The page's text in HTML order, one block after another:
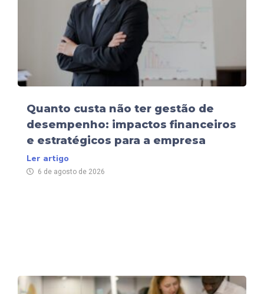
Quanto custa não ter gestão de
desempenho: impactos financeiros
e estratégicos para a empresa
Ler artigo
6 de agosto de 2026